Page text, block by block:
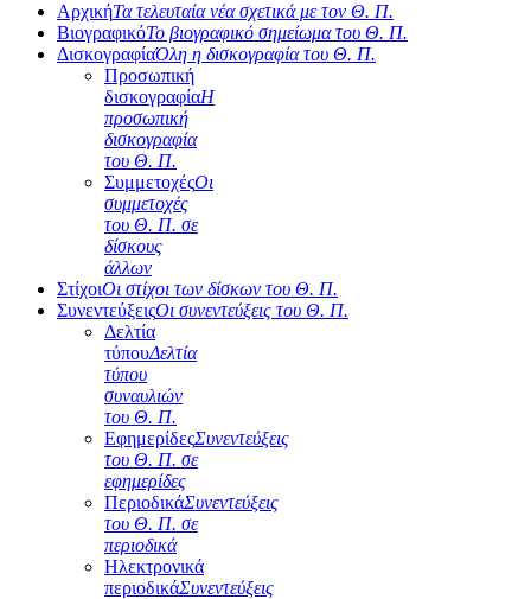
ΑρχικήΤα τελευταία νέα σχετικά με τον Θ. Π.
ΒιογραφικόΤο βιογραφικό σημείωμα του Θ. Π.
ΔισκογραφίαΌλη η δισκογραφία του Θ. Π.
Προσωπική
δισκογραφίαΗ
προσωπική
δισκογραφία
του Θ. Π.
ΣυμμετοχέςΟι
συμμετοχές
του Θ. Π. σε
δίσκους
άλλων
ΣτίχοιΟι στίχοι των δίσκων του Θ. Π.
ΣυνεντεύξειςΟι συνεντεύξεις του Θ. Π.
Δελτία
τύπουΔελτία
τύπου
συναυλιών
του Θ. Π.
ΕφημερίδεςΣυνεντεύξεις
του Θ. Π. σε
εφημερίδες
ΠεριοδικάΣυνεντεύξεις
του Θ. Π. σε
περιοδικά
Ηλεκτρονικά
περιοδικάΣυνεντεύξεις